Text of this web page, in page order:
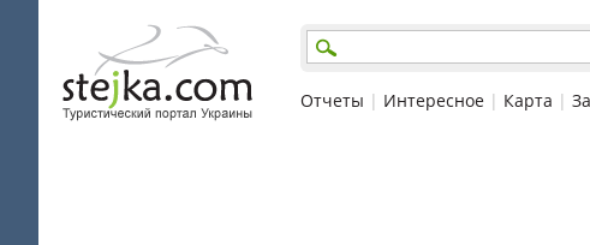
Отчеты | Интересное | Карта |